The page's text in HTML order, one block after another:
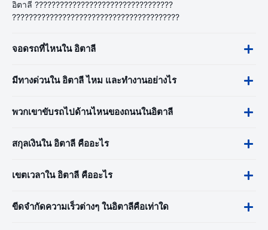
อิตาลี ?????????????????????????????????
????????????????????????????????????????
จอดรถที่ไหนใน อิตาลี
มีทางด่วนใน อิตาลี ไหม และทำงานอย่างไร
พวกเขาขับรถไปด้านไหนของถนนในอิตาลี
สกุลเงินใน อิตาลี คืออะไร
เขตเวลาใน อิตาลี คืออะไร
ขีดจำกัดความเร็วต่างๆ ในอิตาลีคือเท่าใด